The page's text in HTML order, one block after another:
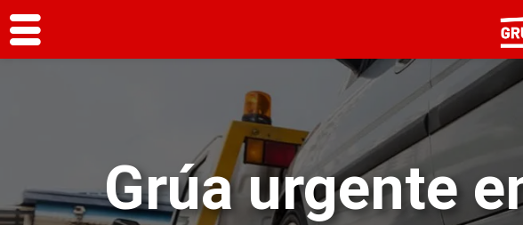
Grúa urgente